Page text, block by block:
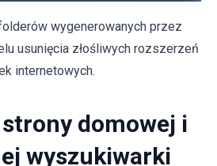
wygenerowanych przez
usunięcia złośliwych rozszerzeń
internetowych.
domowej i
wyszukiwarki